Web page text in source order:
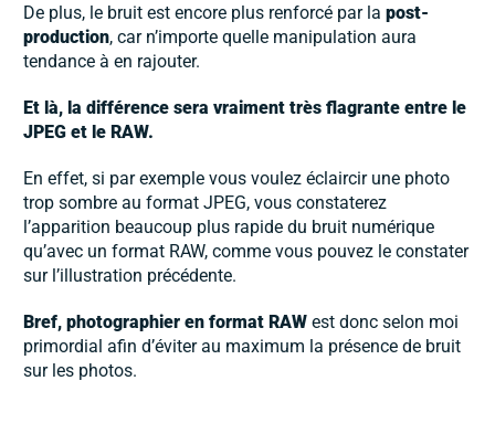
De plus, le bruit est encore plus renforcé par la post-
production, car n’importe quelle manipulation aura
tendance à en rajouter.
Et là, la différence sera vraiment très flagrante entre le
JPEG et le RAW.
En effet, si par exemple vous voulez éclaircir une photo
trop sombre au format JPEG, vous constaterez
l’apparition beaucoup plus rapide du bruit numérique
qu’avec un format RAW, comme vous pouvez le constater
sur l’illustration précédente.
Bref, photographier en format RAW est donc selon moi
primordial afin d’éviter au maximum la présence de bruit
sur les photos.